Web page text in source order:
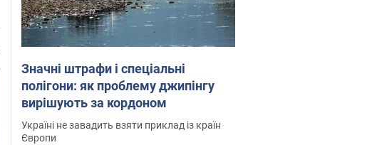
Значні штрафи і спеціальні
полігони: як проблему джипінгу
вирішують за кордоном
Україні не завадить взяти приклад із країн
Європи